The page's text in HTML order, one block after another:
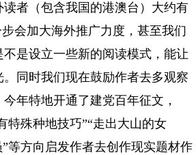
者（包含我国的港澳台）大约有
会加大海外推广力度，甚至我们
是设立一些新的阅读模式，能让
同时我们现在鼓励作者去多观察
年特地开通了建党百年征文，
特殊种地技巧”“走出大山的女
等方向启发作者去创作现实题材作